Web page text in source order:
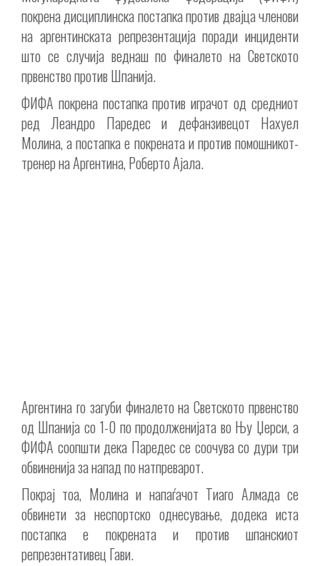
покрена дисциплинска постапка против двајца членови
на аргентинската репрезентација поради инциденти
што се случија веднаш по финалето на Светското
првенство против Шпанија.
ФИФА покрена постапка против играчот од средниот
ред Леандро Паредес и дефанзивецот Нахуел
Молина, а постапка е покрената и против помошникот-
тренер на Аргентина, Роберто Ајала.
Аргентина го загуби финалето на Светското првенство
од Шпанија со 1-0 по продолженијата во Њу Џерси, а
ФИФА соопшти дека Паредес се соочува со дури три
обвиненија за напад по натпреварот.
Покрај тоа, Молина и напаѓачот Тиаго Алмада се
обвинети за неспортско однесување, додека иста
постапка е покрената и против шпанскиот
репрезентативец Гави.